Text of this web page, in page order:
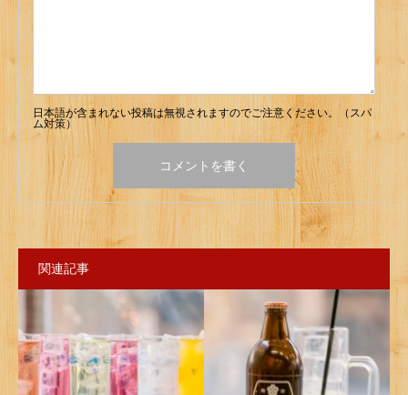
日本語が含まれない投稿は無視されますのでご注意ください。（スパ
ム対策）
関連記事